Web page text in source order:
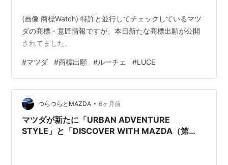
(画像 商標Watch) 特許と並行してチェックしているマツ
ダの商標・意匠情報ですが、本日新たな商標出願が公開
されてました。
#マツダ #商標出願 #ルーチェ #LUCE
つらつらとMAZDA • 6ヶ月前
マツダが新たに「URBAN ADVENTURE
STYLE」と「DISCOVER WITH MAZDA（第